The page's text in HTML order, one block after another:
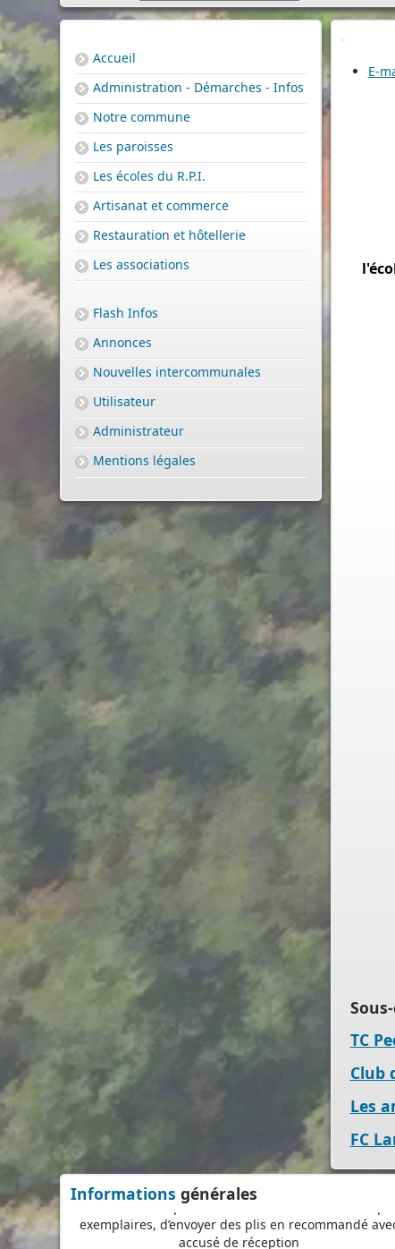
Accueil
Administration - Démarches - Infos
Notre commune
Les paroisses
Les écoles du R.P.I.
Artisanat et commerce
Restauration et hôtellerie
Les associations
Flash Infos
Annonces
Nouvelles intercommunales
Utilisateur
Administrateur
Mentions légales
E-
TC
Club
Les
FC
Informations générales
PERMIS DE CONSTRUIRE- DECLARATION PREALABLE
dorénavant en ligne
Depuis le 3 janvier 2022, vous pouvez profiter de la
par voie électronique (SVE)
pour déposer votre
(Permis de construire, d’aménager et de démolir,
déclaration préalable et certificat d’urbanisme) avec
mêmes garanties de réception
et de prise en compte de votre dossier qu’un dépôt
papier.
Nous vous proposons un téléservice, destiné aux
particuliers comme aux professionnels,
pour
saisir et déposer toutes les pièces de votre
directement en ligne,
à tout moment et où que vous soyez, dans le
d’une démarche simplifiée.
Plus besoin d’imprimer vos demandes en de multiples
accusé de réception
ou de vous déplacer aux horaires d’ouverture de
mairie : en déposant en ligne, vous réaliserez des